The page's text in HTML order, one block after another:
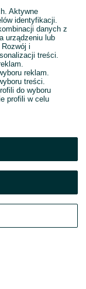
Czat Konto
Aktywne
identyfikacji.
danych z
urządzeniu lub
i
treści.
reklam.
treści.
do wyboru
profili w celu